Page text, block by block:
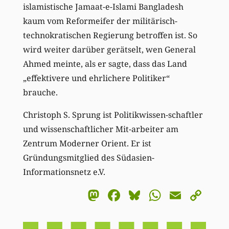
islamistische Jamaat-e-Islami Bangladesh
kaum vom Reformeifer der militärisch-
technokratischen Regierung betroffen ist. So
wird weiter darüber gerätselt, wen General
Ahmed meinte, als er sagte, dass das Land
„effektivere und ehrlichere Politiker“
brauche.
Christoph S. Sprung ist Politikwissen-schaftler
und wissenschaftlicher Mit-arbeiter am
Zentrum Moderner Orient. Er ist
Gründungsmitglied des Südasien-
Informationsnetz e.V.
Mastodon
Facebook
BlueskyEmail